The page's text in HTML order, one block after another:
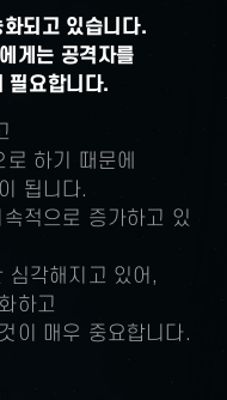
되고 있습니다.
게는 공격자를
필요합니다.
하기 때문에
됩니다.
적으로 증가하고 있
심각해지고 있어,
하고
이 매우 중요합니다.